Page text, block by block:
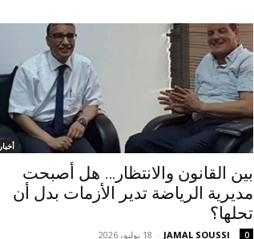
أخبار
بين القانون والانتظار… هل أصبحت
مديرية الرياضة تدير الأزمات بدل أن
تحلها؟
JAMAL SOUSSI
- 18 يوليو، 2026 0